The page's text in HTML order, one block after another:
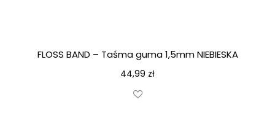
FLOSS BAND – Taśma guma 1,5mm NIEBIESKA
44,99 zł